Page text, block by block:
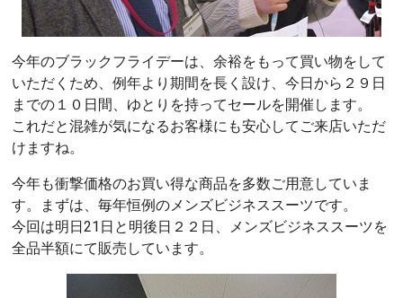
今年のブラックフライデーは、余裕をもって買い物をして
いただくため、例年より期間を長く設け、今日から２９日
までの１０日間、ゆとりを持ってセールを開催します。
これだと混雑が気になるお客様にも安心してご来店いただ
けますね。
今年も衝撃価格のお買い得な商品を多数ご用意していま
す。まずは、毎年恒例のメンズビジネススーツです。
今回は明日21日と明後日２２日、メンズビジネススーツを
全品半額にて販売しています。